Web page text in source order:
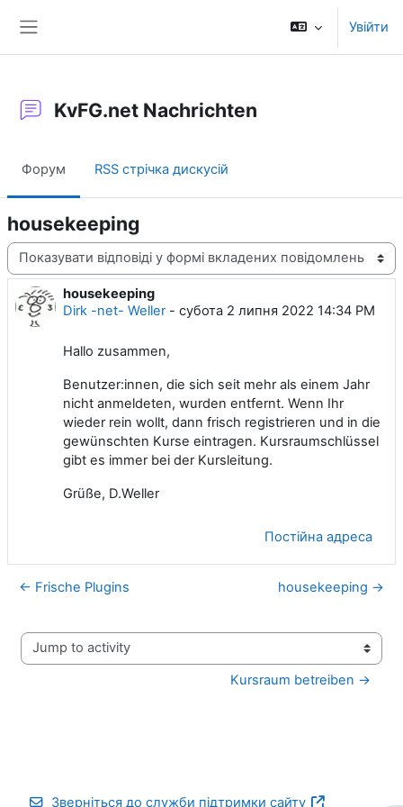
Увійти
KvFG.net Nachrichten
Форум RSS стрічка дискусій
housekeeping
Тип показу
housekeeping
Dirk -net- Weller- субота 2 липня 2022 14:34 PM
Кількість відповідей: 0
Hallo zusammen,
Benutzer:innen, die sich seit mehr als einem Jahr
nicht anmeldeten, wurden entfernt. Wenn Ihr
wieder rein wollt, dann frisch registrieren und in die
gewünschten Kurse eintragen. Kursraumschlüssel
gibt es immer bei der Kursleitung.
Grüße, D.Weller
Постійна адреса
← Frische Plugins housekeeping →
Jump to activity
Kursraum betreiben →
Зверніться до служби підтримки сайту